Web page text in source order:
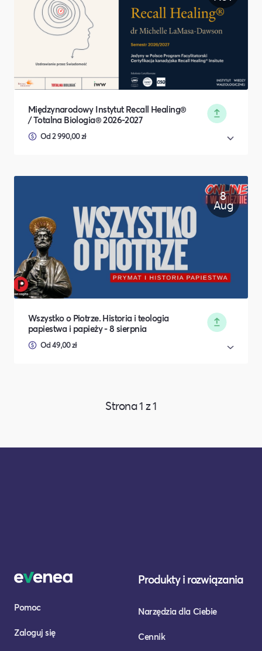
Międzynarodowy Instytut Recall Healing®
/ Totalna Biologia® 2026-2027
Od 2 990,00 zł
8
Aug
Wszystko o Piotrze. Historia i teologia
papiestwa i papieży - 8 sierpnia
Od 49,00 zł
Strona1 z1
Pomoc
Zaloguj się
Produkty i rozwiązania
Narzędzia dla Ciebie
Cennik